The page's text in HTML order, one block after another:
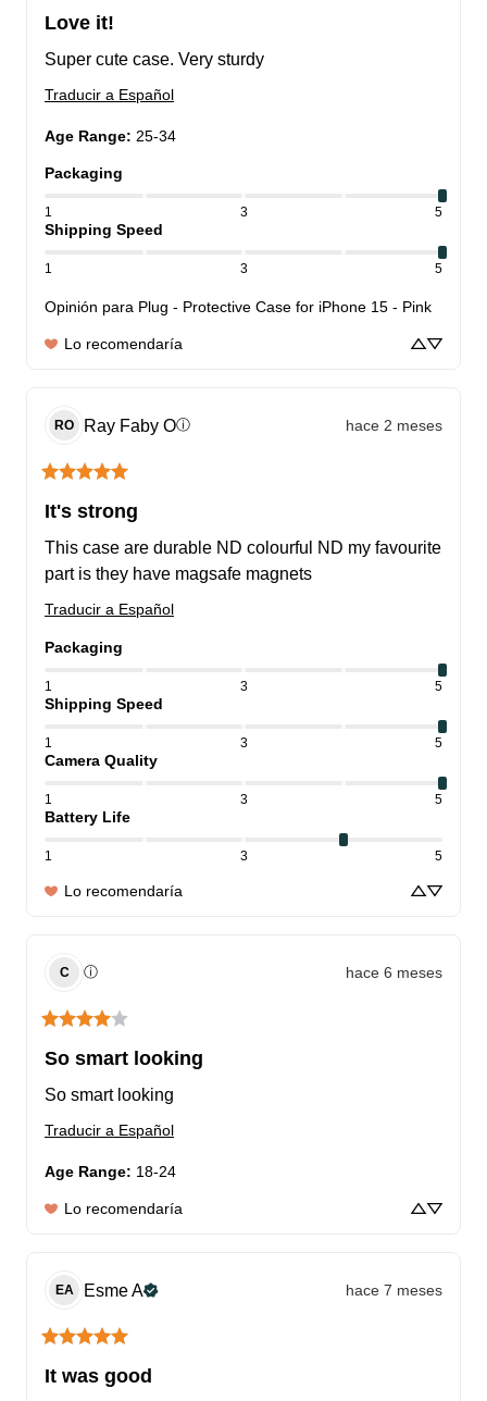
Love it!
Super cute case. Very sturdy
Traducir a Español
Age Range: 25-34
Packaging
1 3 5
Shipping Speed
1 3 5
Opinión para Plug - Protective Case for iPhone 15 - Pink
Lo recomendaría
RO Ray Faby Oⓘ hace 2 meses
It's strong
This case are durable ND colourful ND my favourite
part is they have magsafe magnets
Traducir a Español
Packaging
1 3 5
Shipping Speed
1 3 5
Camera Quality
1 3 5
Battery Life
1 3 5
Lo recomendaría
C ⓘ hace 6 meses
So smart looking
So smart looking
Traducir a Español
Age Range: 18-24
Lo recomendaría
EA EsmeA hace 7 meses
It was good